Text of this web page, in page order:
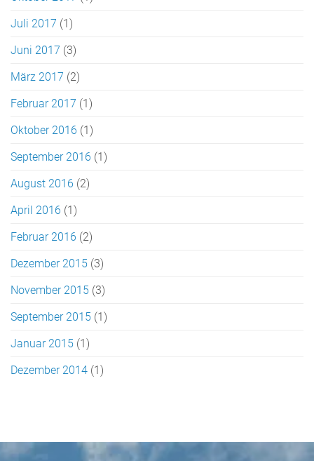
Juli 2017 (1)
Juni 2017 (3)
März 2017 (2)
Februar 2017 (1)
Oktober 2016 (1)
September 2016 (1)
August 2016 (2)
April 2016 (1)
Februar 2016 (2)
Dezember 2015 (3)
November 2015 (3)
September 2015 (1)
Januar 2015 (1)
Dezember 2014 (1)